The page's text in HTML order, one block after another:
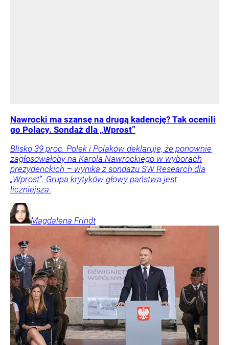
Nawrocki ma szansę na drugą kadencję? Tak ocenili
go Polacy. Sondaż dla „Wprost”
Blisko 39 proc. Polek i Polaków deklaruje, że ponownie
zagłosowałoby na Karola Nawrockiego w wyborach
prezydenckich – wynika z sondażu SW Research dla
„Wprost”. Grupa krytyków głowy państwa jest
liczniejsza.
Magdalena Frindt